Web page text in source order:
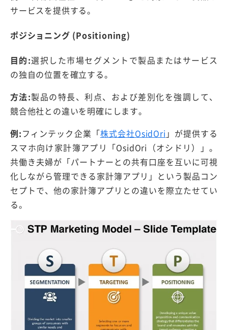
サービスを提供する。
ポジショニング (Positioning)
目的:選択した市場セグメントで製品またはサービス
の独自の位置を確立する。
方法:製品の特長、利点、および差別化を強調して、
競合他社との違いを明確にします。
例:フィンテック企業「株式会社OsidOri 」が提供する
スマホ向け家計簿アプリ「OsidOri（オシドリ）」。
共働き夫婦が「パートナーとの共有口座を互いに可視
化しながら管理できる家計簿アプリ」という製品コン
セプトで、他の家計簿アプリとの違いを際立たせてい
る。